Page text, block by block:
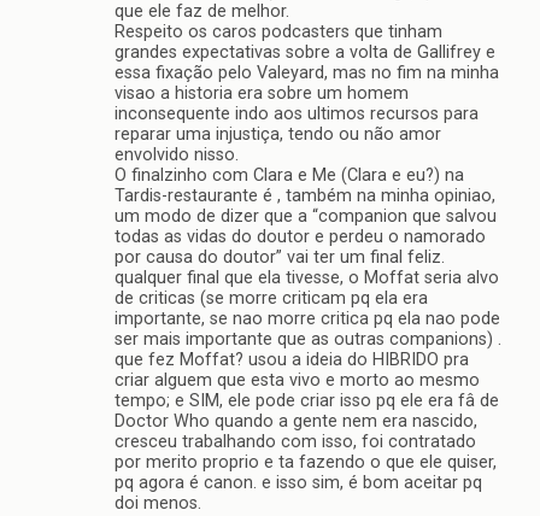
que ele faz de melhor.
Respeito os caros podcasters que tinham
grandes expectativas sobre a volta de Gallifrey e
essa fixação pelo Valeyard, mas no fim na minha
visao a historia era sobre um homem
inconsequente indo aos ultimos recursos para
reparar uma injustiça, tendo ou não amor
envolvido nisso.
O finalzinho com Clara e Me (Clara e eu?) na
Tardis-restaurante é , também na minha opiniao,
um modo de dizer que a “companion que salvou
todas as vidas do doutor e perdeu o namorado
por causa do doutor” vai ter um final feliz.
qualquer final que ela tivesse, o Moffat seria alvo
de criticas (se morre criticam pq ela era
importante, se nao morre critica pq ela nao pode
ser mais importante que as outras companions) .
que fez Moffat? usou a ideia do HIBRIDO pra
criar alguem que esta vivo e morto ao mesmo
tempo; e SIM, ele pode criar isso pq ele era fâ de
Doctor Who quando a gente nem era nascido,
cresceu trabalhando com isso, foi contratado
por merito proprio e ta fazendo o que ele quiser,
pq agora é canon. e isso sim, é bom aceitar pq
doi menos.